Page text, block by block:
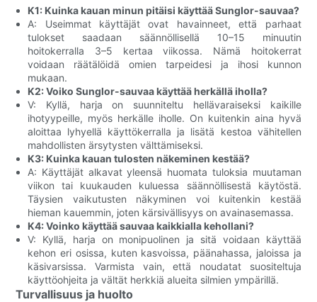
K1: Kuinka kauan minun pitäisi käyttää Sunglor-sauvaa?
A: Useimmat käyttäjät ovat havainneet, että parhaat
tulokset saadaan säännöllisellä 10–15 minuutin
hoitokerralla 3–5 kertaa viikossa. Nämä hoitokerrat
voidaan räätälöidä omien tarpeidesi ja ihosi kunnon
mukaan.
K2: Voiko Sunglor-sauvaa käyttää herkällä iholla?
V: Kyllä, harja on suunniteltu hellävaraiseksi kaikille
ihotyypeille, myös herkälle iholle. On kuitenkin aina hyvä
aloittaa lyhyellä käyttökerralla ja lisätä kestoa vähitellen
mahdollisten ärsytysten välttämiseksi.
K3: Kuinka kauan tulosten näkeminen kestää?
A: Käyttäjät alkavat yleensä huomata tuloksia muutaman
viikon tai kuukauden kuluessa säännöllisestä käytöstä.
Täysien vaikutusten näkyminen voi kuitenkin kestää
hieman kauemmin, joten kärsivällisyys on avainasemassa.
K4: Voinko käyttää sauvaa kaikkialla kehollani?
V: Kyllä, harja on monipuolinen ja sitä voidaan käyttää
kehon eri osissa, kuten kasvoissa, päänahassa, jaloissa ja
käsivarsissa. Varmista vain, että noudatat suositeltuja
käyttöohjeita ja vältät herkkiä alueita silmien ympärillä.
Turvallisuus ja huolto